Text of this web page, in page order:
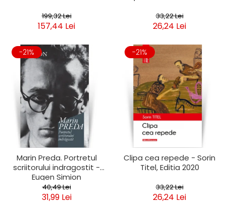
199,32 Lei
157,44 Lei
33,22 Lei
26,24 Lei
-21%
Marin Preda. Portretul
scriitorului indragostit -
Eugen Simion
40,49 Lei
31,99 Lei
-21%
Clipa cea repede - Sorin
Titel, Editia 2020
33,22 Lei
26,24 Lei